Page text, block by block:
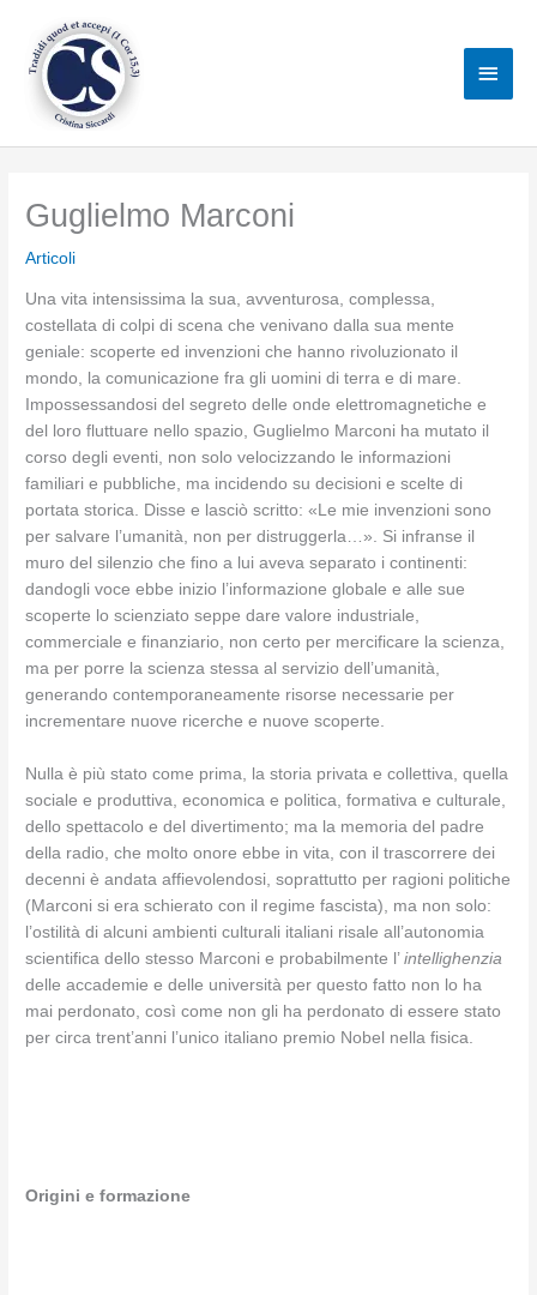
contenuto
Guglielmo Marconi
Articoli
Una vita intensissima la sua, avventurosa, complessa,
costellata di colpi di scena che venivano dalla sua mente
geniale: scoperte ed invenzioni che hanno rivoluzionato il
mondo, la comunicazione fra gli uomini di terra e di mare.
Impossessandosi del segreto delle onde elettromagnetiche e
del loro fluttuare nello spazio, Guglielmo Marconi ha mutato il
corso degli eventi, non solo velocizzando le informazioni
familiari e pubbliche, ma incidendo su decisioni e scelte di
portata storica. Disse e lasciò scritto: «Le mie invenzioni sono
per salvare l’umanità, non per distruggerla…». Si infranse il
muro del silenzio che fino a lui aveva separato i continenti:
dandogli voce ebbe inizio l’informazione globale e alle sue
scoperte lo scienziato seppe dare valore industriale,
commerciale e finanziario, non certo per mercificare la scienza,
ma per porre la scienza stessa al servizio dell’umanità,
generando contemporaneamente risorse necessarie per
incrementare nuove ricerche e nuove scoperte.
Nulla è più stato come prima, la storia privata e collettiva, quella
sociale e produttiva, economica e politica, formativa e culturale,
dello spettacolo e del divertimento; ma la memoria del padre
della radio, che molto onore ebbe in vita, con il trascorrere dei
decenni è andata affievolendosi, soprattutto per ragioni politiche
(Marconi si era schierato con il regime fascista), ma non solo:
l’ostilità di alcuni ambienti culturali italiani risale all’autonomia
scientifica dello stesso Marconi e probabilmente l’intellighenzia
delle accademie e delle università per questo fatto non lo ha
mai perdonato, così come non gli ha perdonato di essere stato
per circa trent’anni l’unico italiano premio Nobel nella fisica.
Origini e formazione